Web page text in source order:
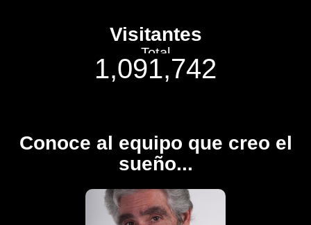
Visitantes
Total
1,091,742
Conoce al equipo que creo el
sueño...